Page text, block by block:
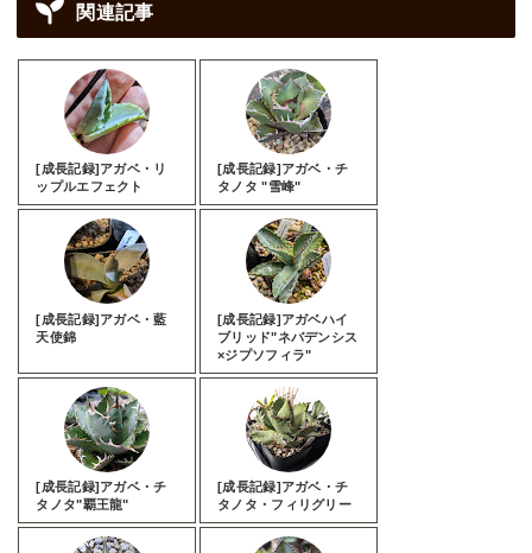
関連記事
[成長記録]アガベ・リ
ップルエフェクト
[成長記録]アガベ・チ
タノタ "雪峰"
[成長記録]アガベ・藍
天使錦
[成長記録]アガベハイ
ブリッド"ネバデンシス
×ジプソフィラ"
[成長記録]アガベ・チ
タノタ"覇王龍"
[成長記録]アガベ・チ
タノタ・フィリグリー